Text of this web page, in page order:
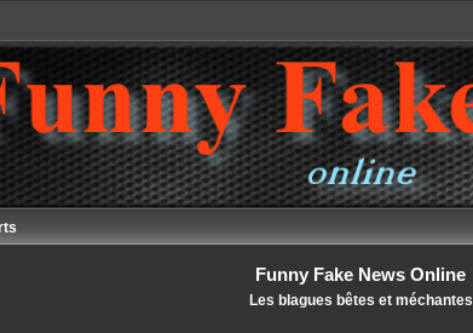
Funny Fake News Online
Les blagues bêtes et méchantes